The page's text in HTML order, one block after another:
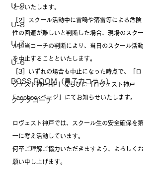
U-9
U-8
U-7
U-6
BOSS ROOM（昌子力コラム）
クラブコーチ
とといたします。
［2］スクール活動中に雷鳴や落雷等による危険
性の回避が難しいと判断した場合、現場のスクー
ル担当コーチの判断により、当日のスクール活動
を中止することといたします。
［3］いずれの場合も中止になった時点で、「ロ
ヴェスト神戸HP」ならびに「ロヴェスト神戸
Facebookページ」にてお知らせいたします。
ロヴェスト神戸では、スクール生の安全確保を第
一に考え活動しています。
何卒ご理解ご協力いただきますよう、よろしくお
願い申し上げます。